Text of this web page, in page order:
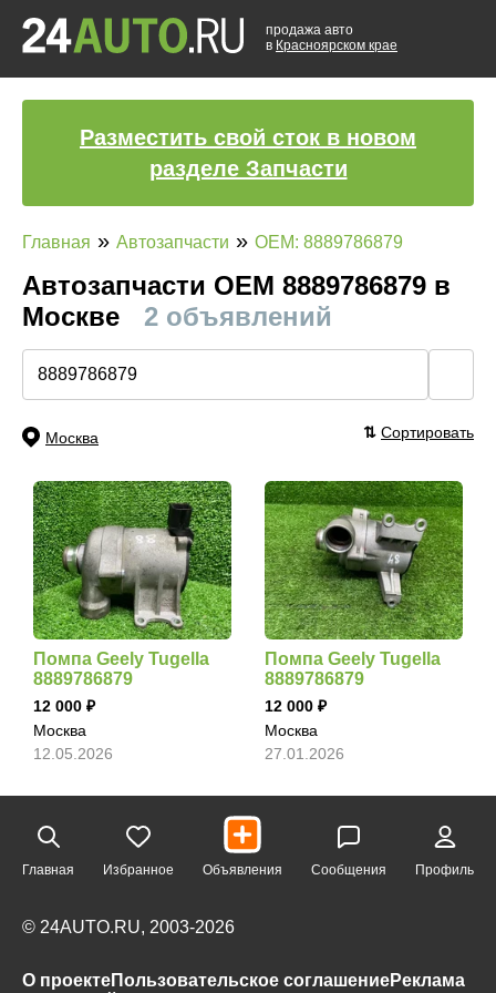
продажа авто
в Красноярском крае
Разместить свой сток в новом
разделе Запчасти
Главная » Автозапчасти » OEM: 8889786879
Автозапчасти ОЕМ 8889786879 в
Москве
2 объявлений
Москва ⇅ Сортировать
Помпа Geely Tugella
8889786879
12 000
Москва
12.05.2026
Помпа Geely Tugella
8889786879
12 000
Москва
27.01.2026
Главная Избранное Объявления Сообщения Профиль
© 24AUTO.RU, 2003-2026
О проектеПользовательское соглашениеРеклама